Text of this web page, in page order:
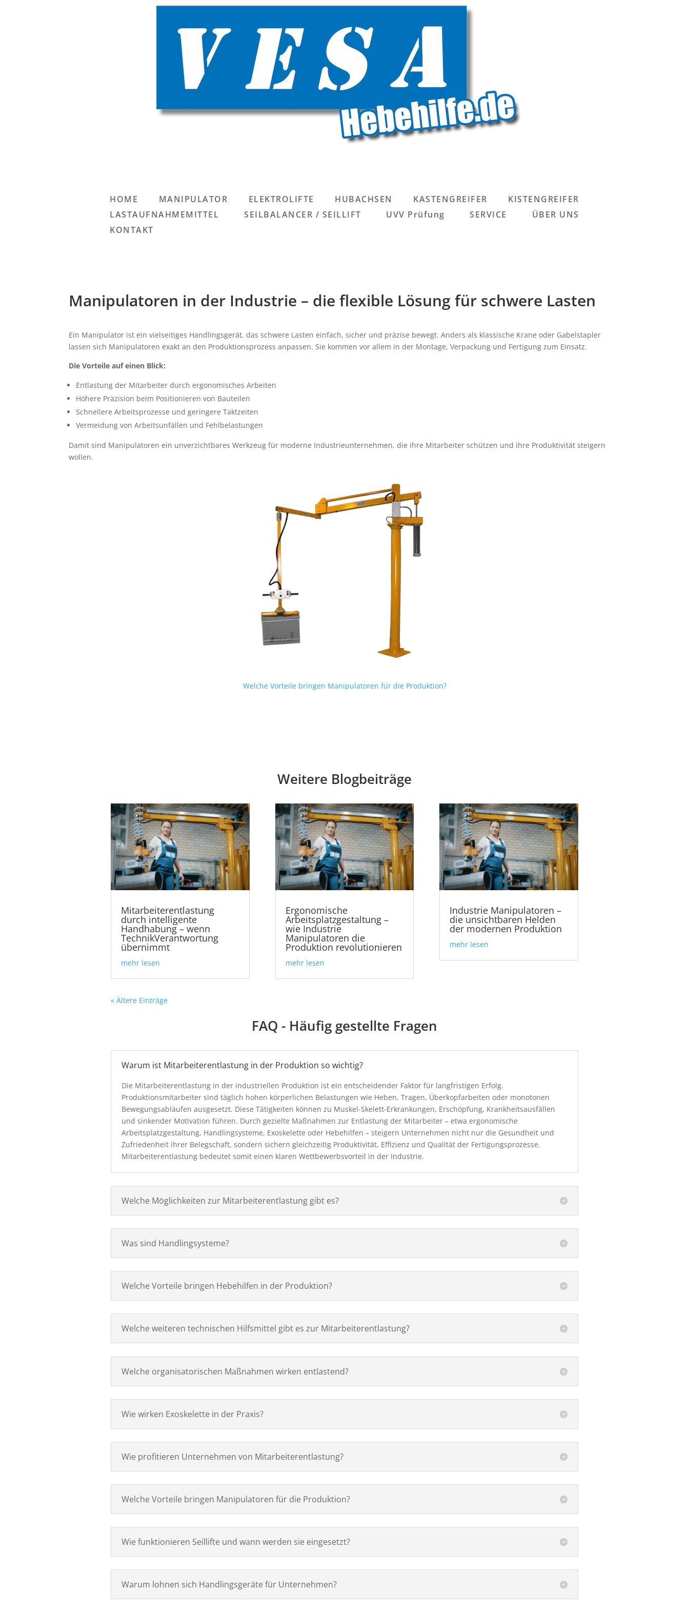
HOME MANIPULATOR ELEKTROLIFTE HUBACHSEN KASTENGREIFER
KISTENGREIFER
LASTAUFNAHMEMITTEL
SEILBALANCER / SEILLIFT UVV Prüfung SERVICE
ÜBER UNS
KONTAKT
Manipulatoren in der Industrie – die flexible Lösung für schwere Lasten
Ein Manipulator ist ein vielseitiges Handlingsgerät, das schwere Lasten einfach, sicher und präzise bewegt. Anders als klassische Krane oder Gabelstapler
lassen sich Manipulatoren exakt an den Produktionsprozess anpassen. Sie kommen vor allem in der Montage, Verpackung und Fertigung zum Einsatz.
Die Vorteile auf einen Blick:
Entlastung der Mitarbeiter durch ergonomisches Arbeiten
Höhere Präzision beim Positionieren von Bauteilen
Schnellere Arbeitsprozesse und geringere Taktzeiten
Vermeidung von Arbeitsunfällen und Fehlbelastungen
Damit sind Manipulatoren ein unverzichtbares Werkzeug für moderne Industrieunternehmen, die ihre Mitarbeiter schützen und ihre Produktivität steigern
wollen.
Welche Vorteile bringen Manipulatoren für die Produktion?
Weitere Blogbeiträge
Mitarbeiterentlastung
durch intelligente
Handhabung – wenn
TechnikVerantwortung
übernimmt
mehr lesen
Ergonomische
Arbeitsplatzgestaltung –
wie Industrie
Manipulatoren die
Produktion revolutionieren
mehr lesen
Industrie Manipulatoren –
die unsichtbaren Helden
der modernen Produktion
mehr lesen
« Ältere Einträge
FAQ - Häufig gestellte Fragen
Warum ist Mitarbeiterentlastung in der Produktion so wichtig?
Die Mitarbeiterentlastung in der industriellen Produktion ist ein entscheidender Faktor für langfristigen Erfolg.
Produktionsmitarbeiter sind täglich hohen körperlichen Belastungen wie Heben, Tragen, Überkopfarbeiten oder monotonen
Bewegungsabläufen ausgesetzt. Diese Tätigkeiten können zu Muskel-Skelett-Erkrankungen, Erschöpfung, Krankheitsausfällen
und sinkender Motivation führen. Durch gezielte Maßnahmen zur Entlastung der Mitarbeiter – etwa ergonomische
Arbeitsplatzgestaltung, Handlingsysteme, Exoskelette oder Hebehilfen – steigern Unternehmen nicht nur die Gesundheit und
Zufriedenheit ihrer Belegschaft, sondern sichern gleichzeitig Produktivität, Effizienz und Qualität der Fertigungsprozesse.
Mitarbeiterentlastung bedeutet somit einen klaren Wettbewerbsvorteil in der Industrie.
Welche Möglichkeiten zur Mitarbeiterentlastung gibt es?
Was sind Handlingsysteme?
Welche Vorteile bringen Hebehilfen in der Produktion?
Welche weiteren technischen Hilfsmittel gibt es zur Mitarbeiterentlastung?
Welche organisatorischen Maßnahmen wirken entlastend?
Wie wirken Exoskelette in der Praxis?
Wie profitieren Unternehmen von Mitarbeiterentlastung?
Welche Vorteile bringen Manipulatoren für die Produktion?
Wie funktionieren Seillifte und wann werden sie eingesetzt?
Warum lohnen sich Handlingsgeräte für Unternehmen?